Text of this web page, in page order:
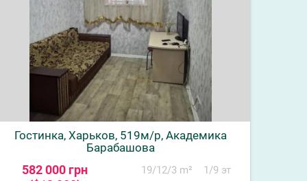
Гостинка, Харьков, 519м/р, Академика
Барабашова
582 000 грн
19/12/3 m² 1/9 эт